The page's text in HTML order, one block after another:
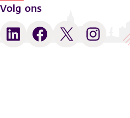
Volg ons
LinkedIn Facebook X Instagram